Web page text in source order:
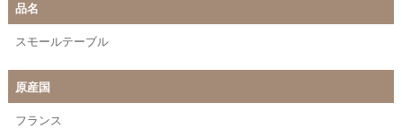
品名
スモールテーブル
原産国
フランス